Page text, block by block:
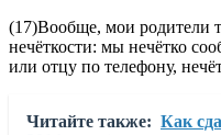
(17)Вообще, мои родители
нечёткости: мы нечётко
или отцу по телефону,
Читайте также: Как